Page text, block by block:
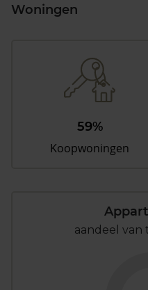
Woningen
59%
Koopwoningen
aandeel